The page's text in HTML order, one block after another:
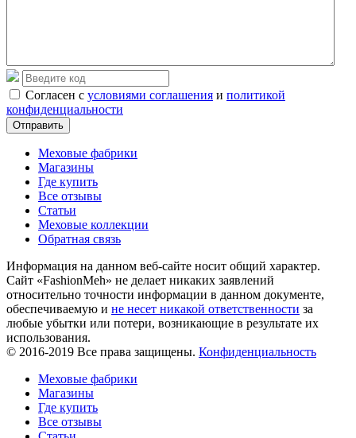
Согласен с условиями соглашения и политикой
конфиденциальности
Отправить
Меховые фабрики
Магазины
Где купить
Все отзывы
Статьи
Меховые коллекции
Обратная связь
Информация на данном веб-сайте носит общий характер.
Сайт «FashionMeh» не делает никаких заявлений
относительно точности информации в данном документе,
обеспечиваемую и не несет никакой ответственности за
любые убытки или потери, возникающие в результате их
использования.
© 2016-2019 Все права защищены. Конфиденциальность
Меховые фабрики
Магазины
Где купить
Все отзывы